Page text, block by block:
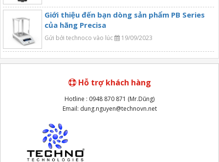
Giới thiệu đến bạn dòng sản phẩm PB Series
của hãng Precisa
Gửi bởi technoco vào lúc 19/09/2023
Hỗ trợ khách hàng
Hotline : 0948 870 871 (Mr.Dũng)
Email: dung.nguyen@technovn.net